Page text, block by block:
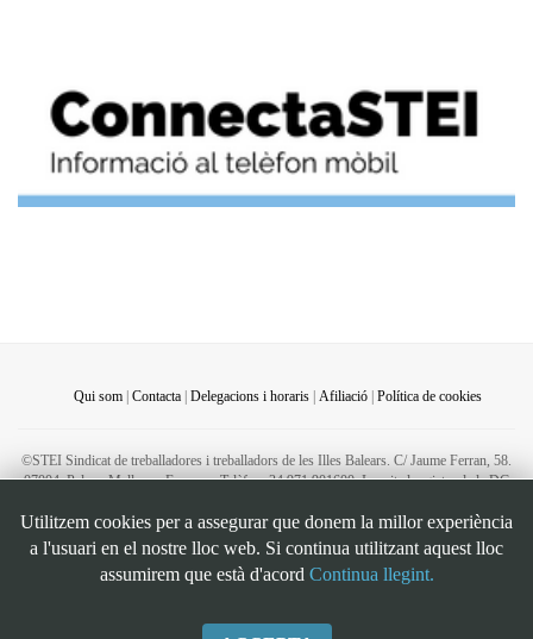
Qui som| Contacta| Delegacions i horaris| Afiliació| Política de cookies
©STEI Sindicat de treballadores i treballadors de les Illes Balears. C/ Jaume Ferran, 58.
07004. Palma. Mallorca. Espanya. Telèfon: 34 971 901600. Inscrit al registre de la DG
G07126956
Bootstrapis a front-end framework of Twitter, Inc. Code licensed underMIT License.
Font Awesomefont licensed under SIL OFL 1.1.
Utilitzem cookies per a assegurar que donem la millor experiència
a l'usuari en el nostre lloc web. Si continua utilitzant aquest lloc
assumirem que està d'acord Continua llegint.